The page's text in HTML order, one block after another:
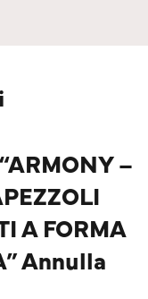
–
A FORMA
Annulla